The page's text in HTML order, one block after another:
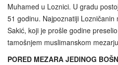
Muhamed u Loznici. U gradu
51 godinu. Najpoznatiji
Sakić, koji je prošle godine
tamošnjem muslimanskom
PORED MEZARA JEDINOG